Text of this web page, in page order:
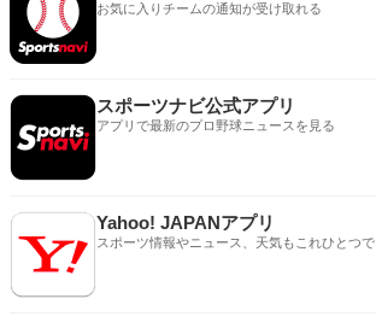
お気に入りチームの通知が受け取れる
スポーツナビ公式アプリ
アプリで最新のプロ野球ニュースを見る
Yahoo! JAPANアプリ
スポーツ情報やニュース、天気もこれひとつで